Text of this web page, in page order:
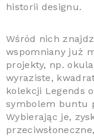
historii designu.
Wśród nich
wspomniany już
projekty, np.
wyraziste,
kolekcji Legends
symbolem buntu
Wybierając je,